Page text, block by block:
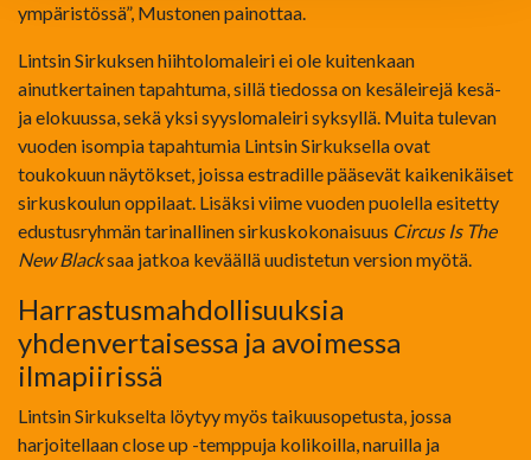
ympäristössä”, Mustonen painottaa.
Lintsin Sirkuksen hiihtolomaleiri ei ole kuitenkaan
ainutkertainen tapahtuma, sillä tiedossa on kesäleirejä kesä-
ja elokuussa, sekä yksi syyslomaleiri syksyllä. Muita tulevan
vuoden isompia tapahtumia Lintsin Sirkuksella ovat
toukokuun näytökset, joissa estradille pääsevät kaikenikäiset
sirkuskoulun oppilaat. Lisäksi viime vuoden puolella esitetty
edustusryhmän tarinallinen sirkuskokonaisuus Circus Is The
New Blacksaa jatkoa keväällä uudistetun version myötä.
Harrastusmahdollisuuksia
yhdenvertaisessa ja avoimessa
ilmapiirissä
Lintsin Sirkukselta löytyy myös taikuusopetusta, jossa
harjoitellaan close up -temppuja kolikoilla, naruilla ja